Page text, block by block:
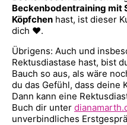
Beckenbodentraining mit
Köpfchen hast, ist dieser
dich ♥.
Übrigens: Auch und
Rektusdiastase hast, bist
Bauch so aus, als wäre
du das Gefühl, dass deine
Dann kann eine
Buch dir unter
unverbindliches